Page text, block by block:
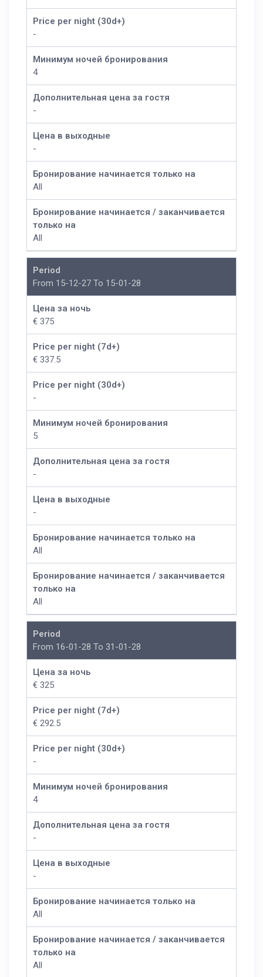
Price per night (30d+)
-
Минимум ночей бронирования
4
Дополнительная цена за гостя
-
Цена в выходные
-
Бронирование начинается только на
All
Бронирование начинается / заканчивается
только на
All
Period
From 15-12-27 To 15-01-28
Цена за ночь
€ 375
Price per night (7d+)
€ 337.5
Price per night (30d+)
-
Минимум ночей бронирования
5
Дополнительная цена за гостя
-
Цена в выходные
-
Бронирование начинается только на
All
Бронирование начинается / заканчивается
только на
All
Period
From 16-01-28 To 31-01-28
Цена за ночь
€ 325
Price per night (7d+)
€ 292.5
Price per night (30d+)
-
Минимум ночей бронирования
4
Дополнительная цена за гостя
-
Цена в выходные
-
Бронирование начинается только на
All
Бронирование начинается / заканчивается
только на
All